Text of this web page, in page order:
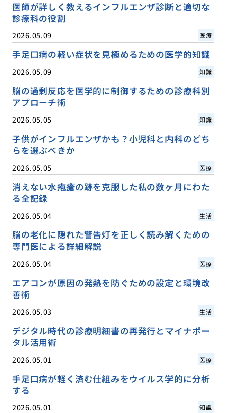
医師が詳しく教えるインフルエンザ診断と適切な
診療科の役割
2026.05.09 医療
手足口病の軽い症状を見極めるための医学的知識
2026.05.09 知識
脳の過剰反応を医学的に制御するための診療科別
アプローチ術
2026.05.05 知識
子供がインフルエンザかも？小児科と内科のどち
らを選ぶべきか
2026.05.05 医療
消えない水疱瘡の跡を克服した私の数ヶ月にわた
る全記録
2026.05.04 生活
脳の老化に隠れた警告灯を正しく読み解くための
専門医による詳細解説
2026.05.04 医療
エアコンが原因の発熱を防ぐための設定と環境改
善術
2026.05.03 生活
デジタル時代の診療明細書の再発行とマイナポー
タル活用術
2026.05.01 医療
手足口病が軽く済む仕組みをウイルス学的に分析
する
2026.05.01 知識